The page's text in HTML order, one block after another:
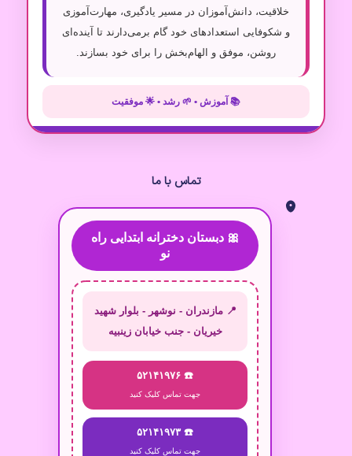
خلاقیت، دانش‌آموزان در مسیر یادگیری، مهارت‌آموزی
و شکوفایی استعدادهای خود گام برمی‌دارند تا آینده‌ای
روشن، موفق و الهام‌بخش را برای خود بسازند.
📚 آموزش • 🌱 رشد • 🌟 موفقیت
تماس با ما
🎀 دبستان دخترانه ابتدایی راه
نو
📍 مازندران - نوشهر - بلوار شهید
خیریان - جنب خیابان زینبیه
☎️ ۵۲۱۴۱۹۷۶
جهت تماس کلیک کنید
☎️ ۵۲۱۴۱۹۷۳
جهت تماس کلیک کنید